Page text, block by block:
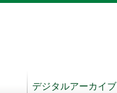
デジタルアーカイブ